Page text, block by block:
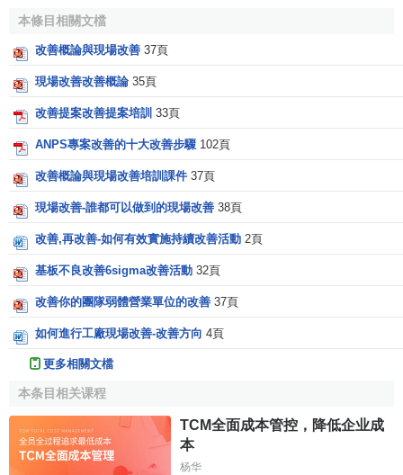
本條目相關文檔
改善概論與現場改善 37頁
現場改善改善概論 35頁
改善提案改善提案培訓 33頁
ANPS專案改善的十大改善步驟 102頁
改善概論與現場改善培訓課件 37頁
現場改善-誰都可以做到的現場改善 38頁
改善,再改善-如何有效實施持續改善活動 2頁
基板不良改善6sigma改善活動 32頁
改善你的團隊弱體營業單位的改善 37頁
如何進行工廠現場改善-改善方向 4頁
更多相關文檔
本条目相关课程
TCM全面成本管控，降低企业成
本
杨华